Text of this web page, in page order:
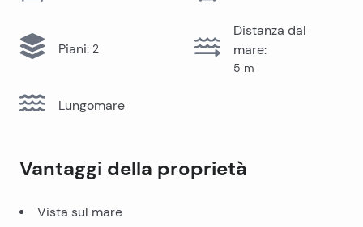
Piani: 2
Distanza dal
mare:
5 m
Lungomare
Vantaggi della proprietà
Vista sul mare